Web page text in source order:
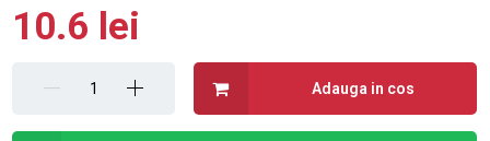
10.6 lei
Adauga in cos